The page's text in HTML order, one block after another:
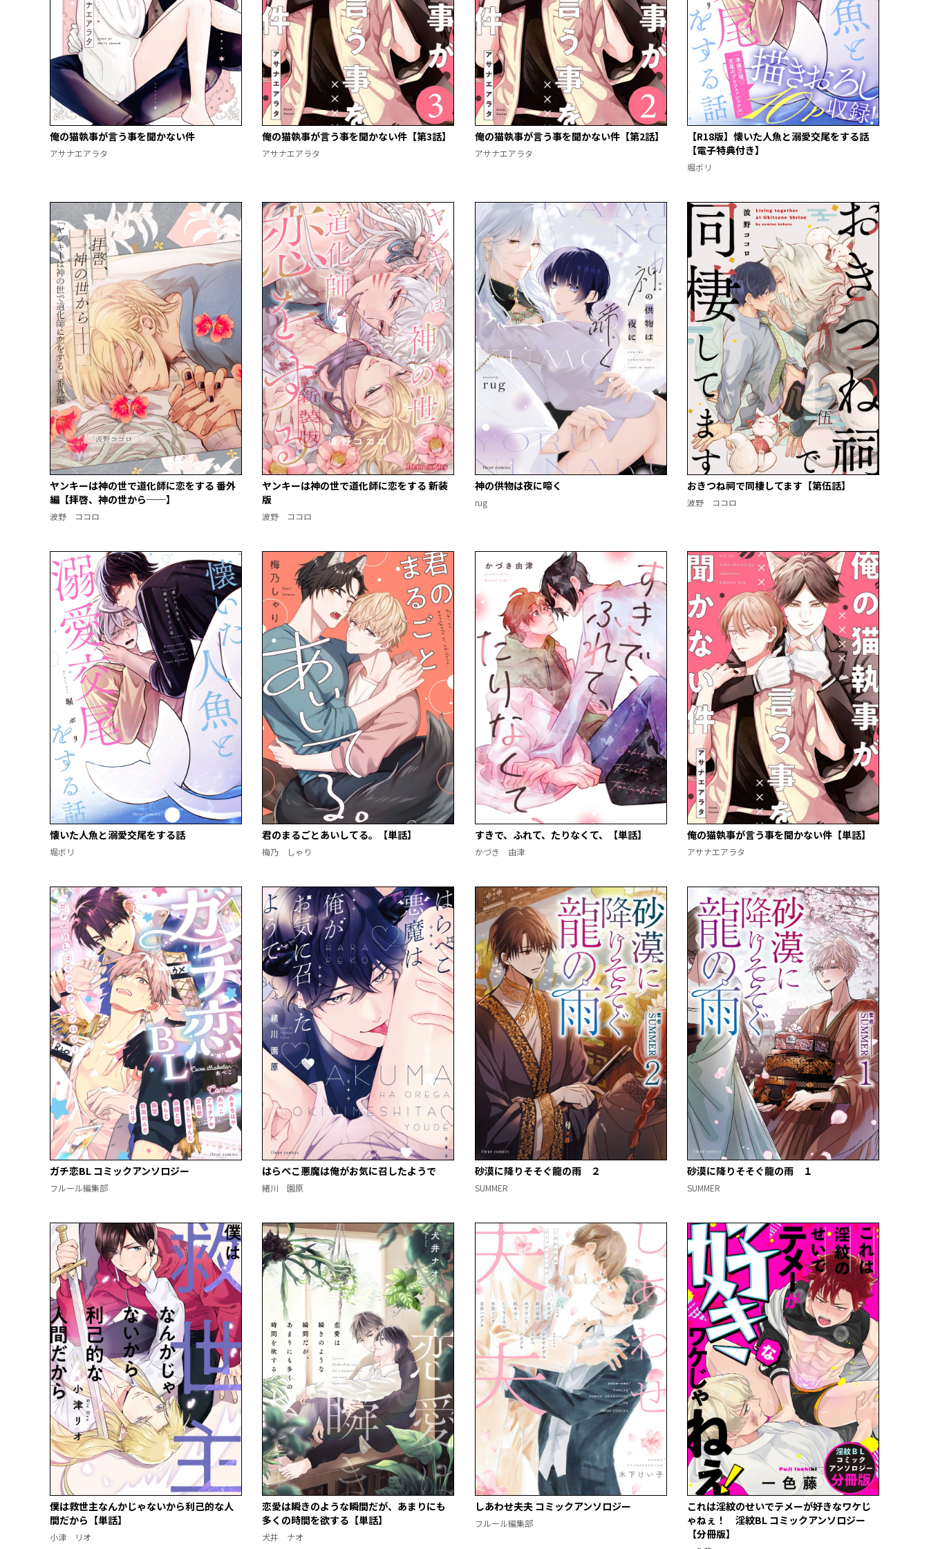
俺の猫執事が言う事を聞かない件
アサナエアラタ
俺の猫執事が言う事を聞かない件【第3話】
アサナエアラタ
俺の猫執事が言う事を聞かない件【第2話】
アサナエアラタ
【R18版】懐いた人魚と溺愛交尾をする話
【電子特典付き】
堀ボリ
ヤンキーは神の世で道化師に恋をする 番外
編【拝啓、神の世から──】
波野 ココロ
ヤンキーは神の世で道化師に恋をする 新装
版
波野 ココロ
神の供物は夜に啼く
rug
おきつね祠で同棲してます【第伍話】
波野 ココロ
懐いた人魚と溺愛交尾をする話
堀ボリ
君のまるごとあいしてる。【単話】
梅乃 しゃり
すきで、ふれて、たりなくて、【単話】
かづき 由津
俺の猫執事が言う事を聞かない件【単話】
アサナエアラタ
ガチ恋BL コミックアンソロジー
フルール編集部
はらぺこ悪魔は俺がお気に召したようで
緒川 園原
砂漠に降りそそぐ龍の雨 ２
SUMMER
砂漠に降りそそぐ龍の雨 １
SUMMER
僕は救世主なんかじゃないから利己的な人
間だから【単話】
小津 リオ
恋愛は瞬きのような瞬間だが、あまりにも
多くの時間を欲する【単話】
犬井 ナオ
しあわせ夫夫 コミックアンソロジー
フルール編集部
これは淫紋のせいでテメーが好きなワケじ
ゃねぇ！ 淫紋BL コミックアンソロジー
【分冊版】